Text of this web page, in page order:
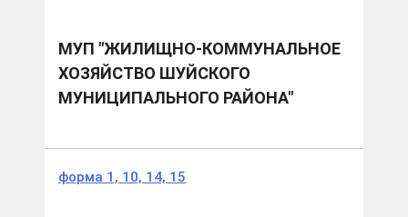
Шуйского муниципального района"
МУП "ЖИЛИЩНО-КОММУНАЛЬНОЕ
ХОЗЯЙСТВО ШУЙСКОГО
МУНИЦИПАЛЬНОГО РАЙОНА"
форма 1, 10, 14, 15